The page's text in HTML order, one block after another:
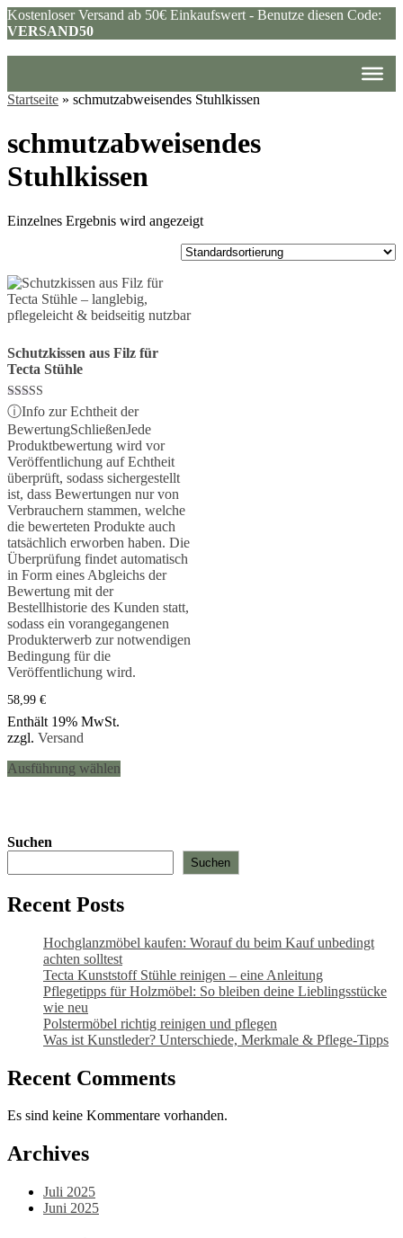
Kostenloser Versand ab 50€ Einkaufswert - Benutze diesen Code:
VERSAND50
Startseite » schmutzabweisendes Stuhlkissen
schmutzabweisendes
Stuhlkissen
Einzelnes Ergebnis wird angezeigt
Schutzkissen aus Filz für
Tecta Stühle
Bewertet mit
5.00
von 5
ⓘInfo zur Echtheit der
BewertungSchließenJede
Produktbewertung wird vor
Veröffentlichung auf Echtheit
überprüft, sodass sichergestellt
ist, dass Bewertungen nur von
Verbrauchern stammen, welche
die bewerteten Produkte auch
tatsächlich erworben haben. Die
Überprüfung findet automatisch
in Form eines Abgleichs der
Bewertung mit der
Bestellhistorie des Kunden statt,
sodass ein vorangegangenen
Produkterwerb zur notwendigen
Bedingung für die
Veröffentlichung wird.
58,99 €
Enthält 19% MwSt.
zzgl. Versand
Ausführung wählen
Die
auf
der
gewählt
werden
Suchen
Suchen
Recent Posts
Hochglanzmöbel kaufen: Worauf du beim Kauf unbedingt
achten solltest
Tecta Kunststoff Stühle reinigen – eine Anleitung
Pflegetipps für Holzmöbel: So bleiben deine Lieblingsstücke
wie neu​
Polstermöbel richtig reinigen und pflegen
Was ist Kunstleder? Unterschiede, Merkmale & Pflege-Tipps
Recent Comments
Es sind keine Kommentare vorhanden.
Archives
Juli 2025
Juni 2025